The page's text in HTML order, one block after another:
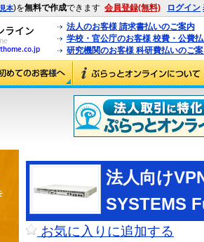
見本)を無料で作成できます 会員登録(無料) ログイン
法人のお客様 請求書払いのご案内
学校・官公庁のお客様 校費・公費
研究機関のお客様 科研費払いのご
法人向け
SYSTEMS
お気に入りに追加する